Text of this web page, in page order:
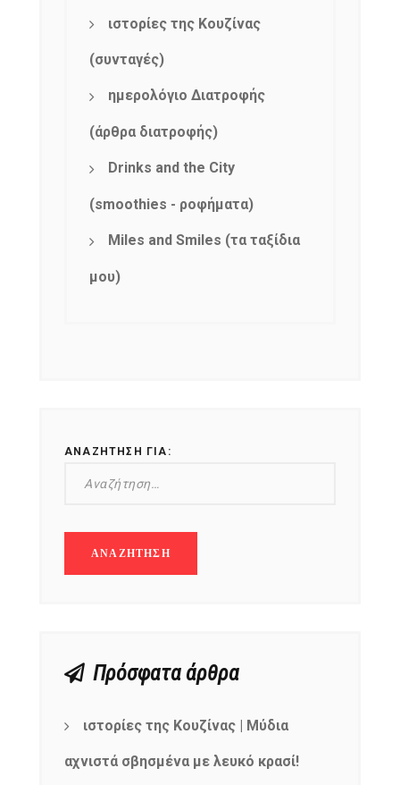
ιστορίες της Κουζίνας
(συνταγές)
ημερολόγιο Διατροφής
(άρθρα διατροφής)
Drinks and the City
(smoothies - ροφήματα)
Miles and Smiles (τα ταξίδια
μου)
ΑΝΑΖΉΤΗΣΗ ΓΙΑ:
Πρόσφατα άρθρα
ιστορίες της Κουζίνας | Μύδια
αχνιστά σβησμένα με λευκό κρασί!